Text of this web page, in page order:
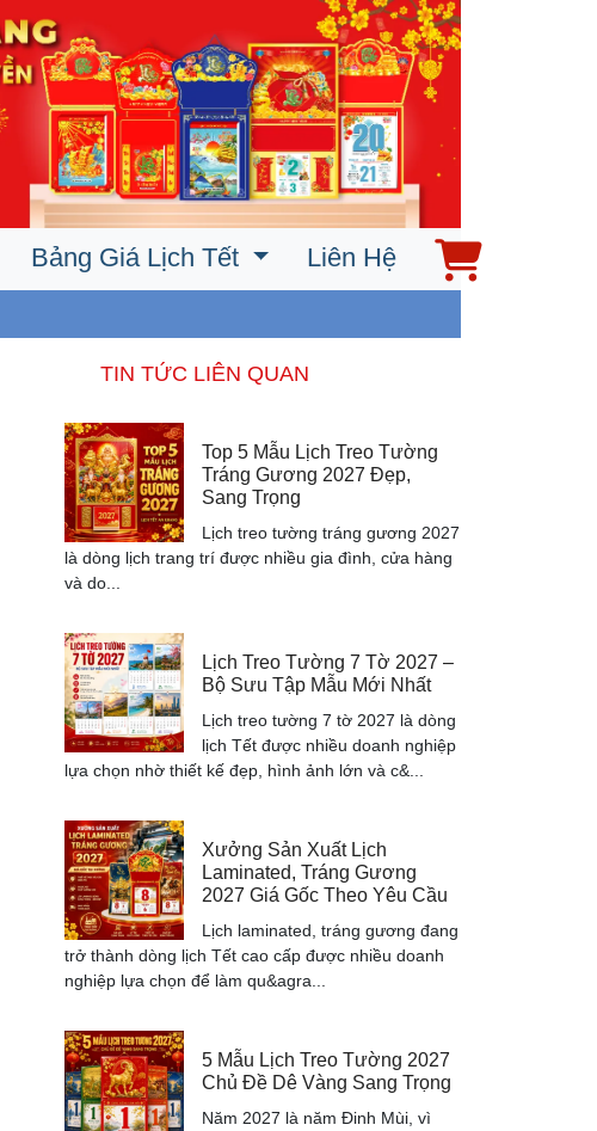
Bảng Giá Lịch Tết Liên Hệ
TIN TỨC LIÊN QUAN
Top 5 Mẫu Lịch Treo Tường
Tráng Gương 2027 Đẹp,
Sang Trọng
Lịch treo tường tráng gương 2027
là dòng lịch trang trí được nhiều gia đình, cửa hàng
và do...
Lịch Treo Tường 7 Tờ 2027 –
Bộ Sưu Tập Mẫu Mới Nhất
Lịch treo tường 7 tờ 2027 là dòng
lịch Tết được nhiều doanh nghiệp
lựa chọn nhờ thiết kế đẹp, hình ảnh lớn và c&...
Xưởng Sản Xuất Lịch
Laminated, Tráng Gương
2027 Giá Gốc Theo Yêu Cầu
Lịch laminated, tráng gương đang
trở thành dòng lịch Tết cao cấp được nhiều doanh
nghiệp lựa chọn để làm qu&agra...
5 Mẫu Lịch Treo Tường 2027
Chủ Đề Dê Vàng Sang Trọng
Năm 2027 là năm Đinh Mùi, vì